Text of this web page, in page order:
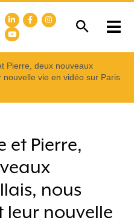
Pierre, deux nouveaux
vie en vidéo sur Paris
et Pierre,
nous
leur nouvelle